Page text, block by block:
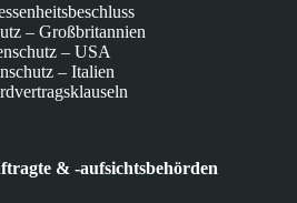
– Großbritannien
– USA
– Italien
& -aufsichtsbehörden